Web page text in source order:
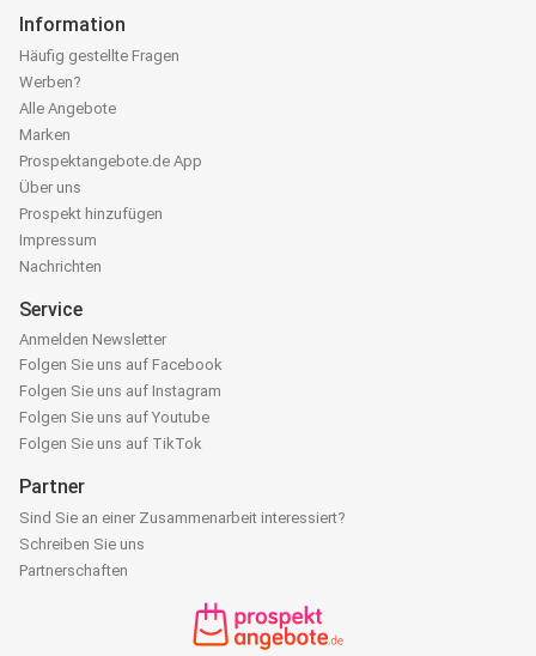
Information
Häufig gestellte Fragen
Werben?
Alle Angebote
Marken
Prospektangebote.de App
Über uns
Prospekt hinzufügen
Impressum
Nachrichten
Service
Anmelden Newsletter
Folgen Sie uns auf Facebook
Folgen Sie uns auf Instagram
Folgen Sie uns auf Youtube
Folgen Sie uns auf TikTok
Partner
Sind Sie an einer Zusammenarbeit interessiert?
Schreiben Sie uns
Partnerschaften